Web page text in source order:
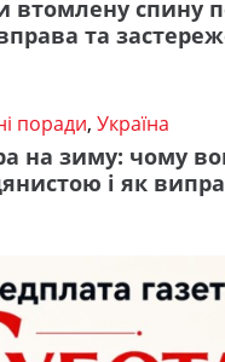
втомлену спину
та
поради, Україна
на зиму: чому
і як